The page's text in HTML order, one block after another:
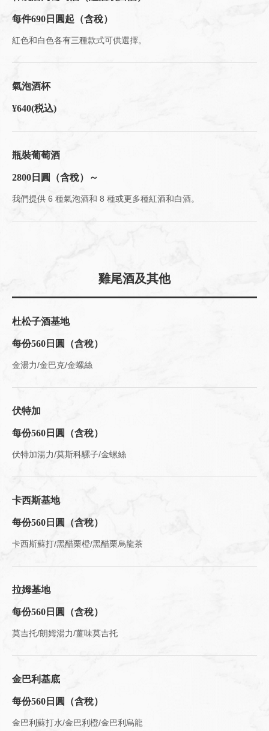
每件690日圓起（含稅）
紅色和白色各有三種款式可供選擇。
氣泡酒杯
¥640(税込)
瓶裝葡萄酒
2800日圓（含稅）～
我們提供 6 種氣泡酒和 8 種或更多種紅酒和白酒。
雞尾酒及其他
杜松子酒基地
每份560日圓（含稅）
金湯力/金巴克/金螺絲
伏特加
每份560日圓（含稅）
伏特加湯力/莫斯科騾子/金螺絲
卡西斯基地
每份560日圓（含稅）
卡西斯蘇打/黑醋栗橙/黑醋栗烏龍茶
拉姆基地
每份560日圓（含稅）
莫吉托/朗姆湯力/薑味莫吉托
金巴利基底
每份560日圓（含稅）
金巴利蘇打水/金巴利橙/金巴利烏龍
この店舗情報をシェアする
東京都江東区豊洲５-5-1-209
https://209ichimura-toyosu.owst.jp/drinks
お店情報をコピー